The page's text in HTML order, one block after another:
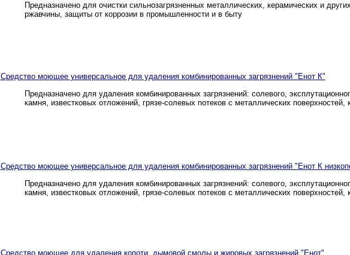
Предназначено для очистки сильнозагрязненных металлических, керамических и
ржавчины, защиты от коррозии в промышленности и в быту
Средство моющее универсальное для удаления комбинированных загрязнений "Енот К"
Предназначено для удаления комбинированных загрязнений: солевого,
камня, известковых отложений, грязе-солевых потеков с металлических поверхностей,
Средство моющее универсальное для удаления комбинированных загрязнений "Енот К
Предназначено для удаления комбинированных загрязнений: солевого,
камня, известковых отложений, грязе-солевых потеков с металлических поверхностей,
Средство моющее для удаления копоти, дымовой смолы и жировых загрязнений "Енот"